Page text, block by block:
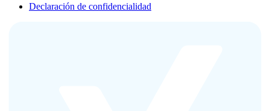
Declaración de confidencialidad